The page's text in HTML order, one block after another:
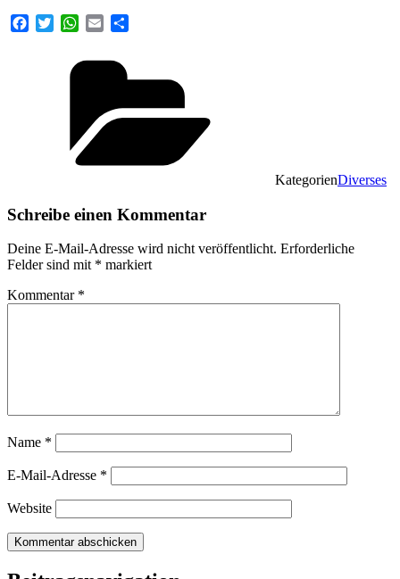
FacebookTwitterWhatsApp
Email
KategorienDiverses
Schreibe einen Kommentar
Deine E-Mail-Adresse wird nicht veröffentlicht. Erforderliche
Felder sind mit * markiert
Kommentar *
Name *
E-Mail-Adresse *
Website